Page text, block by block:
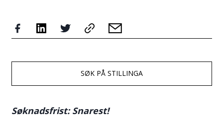
SØK PÅ STILLINGA
Søknadsfrist: Snarest!